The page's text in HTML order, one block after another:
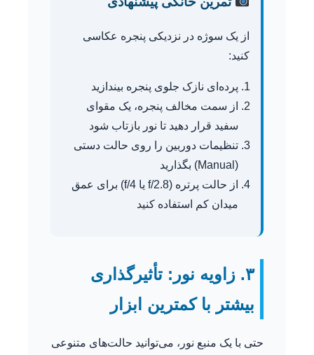
از یک سوژه در نزدیکی پنجره عکاسی
کنید:
پرده‌ای نازک جلوی پنجره بیندازید
از سمت مخالف پنجره، یک مقوای
سفید قرار دهید تا نور بازتاب شود
تنظیمات دوربین را روی حالت دستی
(Manual) بگذارید
از حالت پرتره (f/2.8 یا f/4) برای عمق
میدان کم استفاده کنید
۳. زاویه نور: تأثیرگذاری
بیشتر با کمترین ابزار
حتی با یک منبع نور، می‌توانید حالت‌های متنوعی